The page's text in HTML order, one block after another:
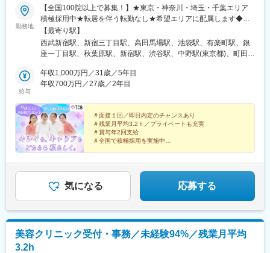
勤務地
【全国100院以上で募集！】★東京・神奈川・埼玉・千葉エリア
積極採用中★転居を伴う転勤なし★希望エリアに配属します◆ク
リニック一覧＜全国100院以上展開＞【北海道・東北】旭川駅前
院、青森院、盛岡院、秋田院、山形院、仙台駅前院、福島院、郡
山院 など【関東】新宿東口院、池袋駅前院、品川院、秋葉原
横浜院、大宮東口院、水戸院、つくば院、宇都宮院、高崎院、前
橋院 など【中部】名古屋駅前院 、名古屋栄院、金山院、岐阜
院、長野院、松本院、山梨甲府駅前院 など【近畿】梅田大阪駅
前院、大阪阪急梅田駅前院、枚方院、天王寺院、堺院、なんば
院、心斎橋院、京都駅前院、奈良院、和歌山院、四日市院 など
【中四国】広島院、福山院、松山院、高松院、高知院、徳島院、
松江院、周南徳山駅ビル院 など【九州・沖縄】小倉院、佐賀
煙対策】屋内原則禁煙
【最寄り駅】
西武新宿駅、新宿三丁目駅、高田馬場駅、池袋駅、有楽町駅、銀
座一丁目駅、秋葉原駅、新宿駅、渋谷駅、中野駅(東京都)、町田
浜駅、横浜駅、川崎駅、藤沢駅、本厚木駅、大宮駅(埼玉県)、川口
駅、川越駅、南越谷駅、宇都宮駅、水戸駅、つくば駅、千葉駅、
駅、さっぽろ駅、あおば通駅、福島駅(福島県)、郡山駅(福島県)、
青森駅、盛岡駅、山形駅、秋田駅、矢場町駅、近鉄名古屋駅、金
山駅(愛知県)、豊田市駅、駅前大通駅、名鉄岐阜駅、静岡駅、新浜
松駅、三島広小路駅、長野駅、松本駅、北鉄金沢駅、新潟駅、近
鉄四日市駅、電鉄富山駅、福井駅、甲府駅、東梅田駅、大阪難波
前駅、西梅田駅、心斎橋駅、京都駅、烏丸駅、三ノ宮駅、姫路
駅、近鉄奈良駅、和歌山駅、草津駅(滋賀県)、徳山駅、立町駅、福
分駅、県庁前駅(沖縄県)、新宿西口駅、新宿駅(東京メトロ)、学習
院下駅、東池袋駅、日比谷駅、銀座駅、岩本町駅、立川駅、京王
給与
年収1,000万円／31歳／5年目
年収700万円／27歳／2年目
＃面接１回／即日内定のチャンスあり
＃残業月平均3.2ｈ／プライベートも充実
＃賞与年2回支給
＃全国で積極採用を実施中
スよく実現できます！
気になる 応募する
美容クリニック受付・事務／未経験94%／残業月平均
3.2h